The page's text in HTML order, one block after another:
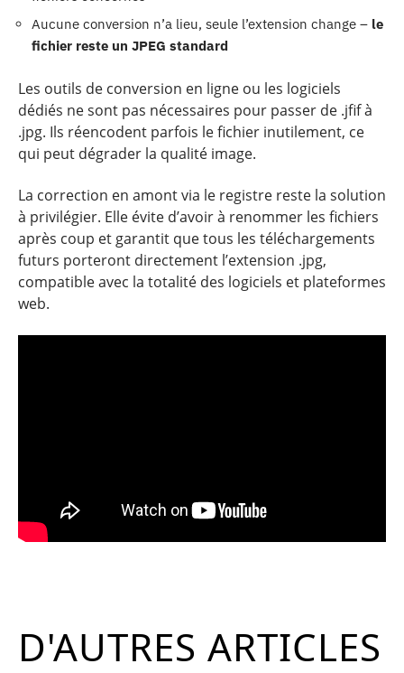
Aucune conversion n’a lieu, seule l’extension change – le
fichier reste un JPEG standard
Les outils de conversion en ligne ou les logiciels
dédiés ne sont pas nécessaires pour passer de .jfif à
.jpg. Ils réencodent parfois le fichier inutilement, ce
qui peut dégrader la qualité image.
La correction en amont via le registre reste la solution
à privilégier. Elle évite d’avoir à renommer les fichiers
après coup et garantit que tous les téléchargements
futurs porteront directement l’extension .jpg,
compatible avec la totalité des logiciels et plateformes
web.
D'AUTRES ARTICLES